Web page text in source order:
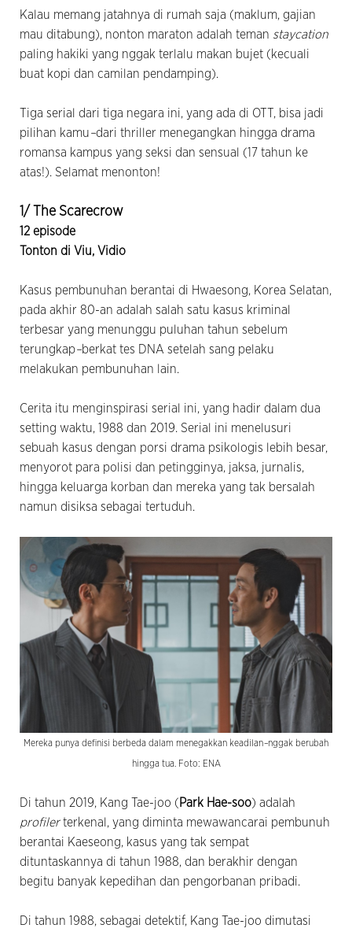
Kalau memang jatahnya di rumah saja (maklum, gajian
mau ditabung), nonton maraton adalah teman staycation
paling hakiki yang nggak terlalu makan bujet (kecuali
buat kopi dan camilan pendamping).
Tiga serial dari tiga negara ini, yang ada di OTT, bisa jadi
pilihan kamu–dari thriller menegangkan hingga drama
romansa kampus yang seksi dan sensual (17 tahun ke
atas!). Selamat menonton!
1/ The Scarecrow
12 episode
Tonton di Viu, Vidio
Kasus pembunuhan berantai di Hwaesong, Korea Selatan,
pada akhir 80-an adalah salah satu kasus kriminal
terbesar yang menunggu puluhan tahun sebelum
terungkap–berkat tes DNA setelah sang pelaku
melakukan pembunuhan lain.
Cerita itu menginspirasi serial ini, yang hadir dalam dua
setting waktu, 1988 dan 2019. Serial ini menelusuri
sebuah kasus dengan porsi drama psikologis lebih besar,
menyorot para polisi dan petingginya, jaksa, jurnalis,
hingga keluarga korban dan mereka yang tak bersalah
namun disiksa sebagai tertuduh.
Mereka punya definisi berbeda dalam menegakkan keadilan–nggak berubah
hingga tua. Foto: ENA
Di tahun 2019, Kang Tae-joo (Park Hae-soo) adalah
profilerterkenal, yang diminta mewawancarai pembunuh
berantai Kaeseong, kasus yang tak sempat
dituntaskannya di tahun 1988, dan berakhir dengan
begitu banyak kepedihan dan pengorbanan pribadi.
Di tahun 1988, sebagai detektif, Kang Tae-joo dimutasi